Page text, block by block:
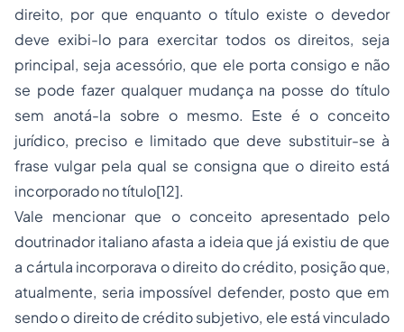
direito, por que enquanto o título existe o devedor
deve exibi-lo para exercitar todos os direitos, seja
principal, seja acessório, que ele porta consigo e não
se pode fazer qualquer mudança na posse do título
sem anotá-la sobre o mesmo. Este é o conceito
jurídico, preciso e limitado que deve substituir-se à
frase vulgar pela qual se consigna que o direito está
incorporado no título[12].
Vale mencionar que o conceito apresentado pelo
doutrinador italiano afasta a ideia que já existiu de que
a cártula incorporava o direito do crédito, posição que,
atualmente, seria impossível defender, posto que em
sendo o direito de crédito subjetivo, ele está vinculado